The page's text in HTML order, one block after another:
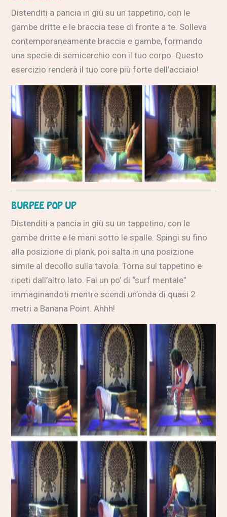
Distenditi a pancia in giù su un tappetino, con le
gambe dritte e le braccia tese di fronte a te. Solleva
contemporaneamente braccia e gambe, formando
una specie di semicerchio con il tuo corpo. Questo
esercizio renderà il tuo core più forte dell’acciaio!
BURPEE POP UP
Distenditi a pancia in giù su un tappetino, con le
gambe dritte e le mani sotto le spalle. Spingi su fino
alla posizione di plank, poi salta in una posizione
simile al decollo sulla tavola. Torna sul tappetino e
ripeti dall’altro lato. Fai un po’ di “surf mentale”
immaginandoti mentre scendi un’onda di quasi 2
metri a Banana Point. Ahhh!